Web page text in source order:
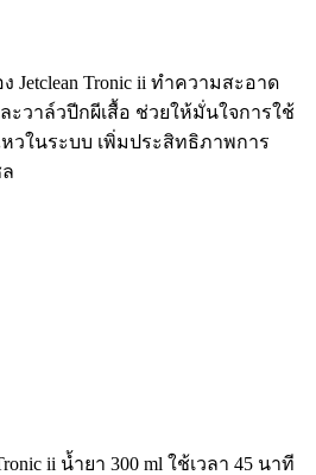
Jetclean Tronic ii ทำความสะอาด
วาล์วปีกผีเสื้อ ช่วยให้มั่นใจการใช้
วในระบบ เพิ่มประสิทธิภาพการ
ii น้ำยา 300 ml ใช้เวลา 45 นาที